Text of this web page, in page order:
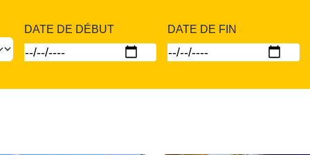
DATE DE DÉBUT DATE DE FIN